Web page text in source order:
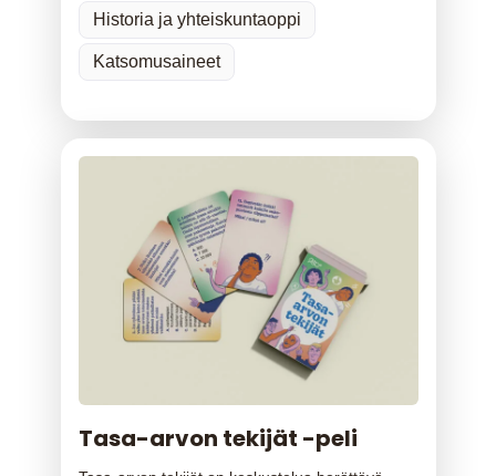
Historia ja yhteiskuntaoppi
Katsomusaineet
Tasa-arvon tekijät -peli